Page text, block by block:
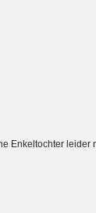
Enkeltochter leider